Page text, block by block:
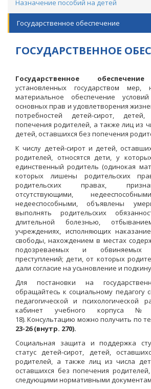
Назначение пособий на детей
Государственное обеспечение
ГОСУДАРСТВЕННОЕ
Государственное обеспечение
установленных государством мер,
материальное обеспечение
основных прав и удовлетворения
потребностей детей-сирот,
попечения родителей, а также лиц из
детей, оставшихся без попечения
К числу детей-сирот и детей,
родителей, относятся дети, у
единственный родитель (одинокая
которых лишены родительских
родительских правах,
отсутствующими,
недееспособными, объявлены
выполнять родительских
длительной болезнью,
учреждениях, исполняющих
свободы, нахождением в местах
подозреваемых и
преступлений; дети, от которых
дали согласие на усыновление и
Для постановки на
обращайтесь к социальному педагогу
педагогической и психологической
кабинет учебного корпуса №3
18). Консультацию можно получить по
23-26 (внутр. 270).
Социальная защита и поддержка
статус детей-сирот, детей,
родителей, а также лиц из числа
оставшихся без попечения родителей,
следующими нормативными